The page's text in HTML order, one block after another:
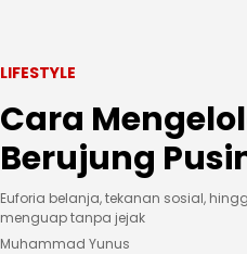
LIFESTYLE
Cara
Berujung
Euforia belanja, tekanan sosial,
menguap tanpa jejak
Muhammad Yunus